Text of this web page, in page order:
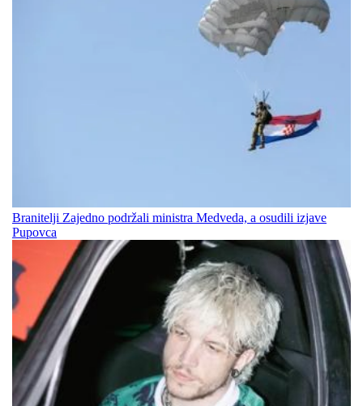
Branitelji Zajedno podržali ministra Medveda, a osudili izjave
Pupovca